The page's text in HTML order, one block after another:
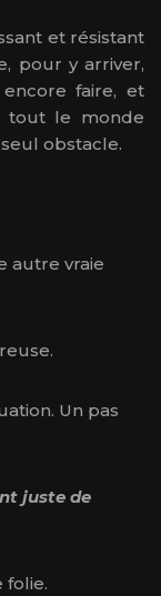
et résistant
pour y arriver,
faire, et
tout le monde
obstacle.
autre vraie
Un pas
juste de
folie.